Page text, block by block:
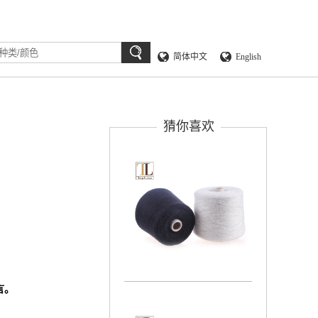
简体中文 English
猜你喜欢